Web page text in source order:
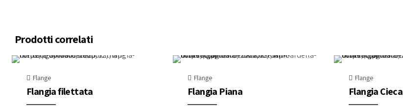
Prodotti correlati
Flange
Flangia filettata
Flange
Flangia Piana
Flange
Flangia Cieca